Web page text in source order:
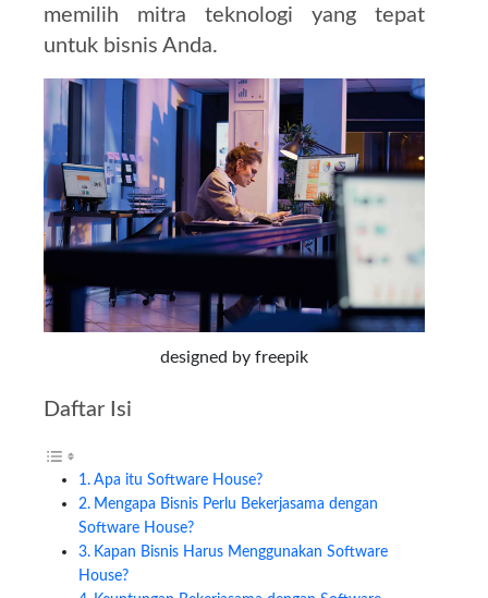
memilih mitra teknologi yang tepat
untuk bisnis Anda.
designed by freepik
Daftar Isi
Apa itu Software House?
Mengapa Bisnis Perlu Bekerjasama dengan
Software House?
Kapan Bisnis Harus Menggunakan Software
House?